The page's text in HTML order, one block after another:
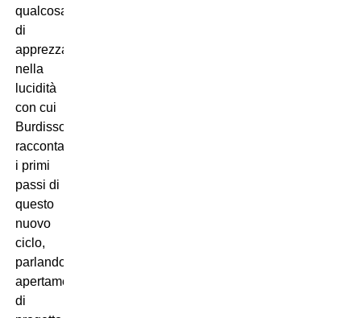
qualcosa
di
apprezzabile
nella
lucidità
con cui
Burdisso
racconta
i primi
passi di
questo
nuovo
ciclo,
parlando
apertamente
di